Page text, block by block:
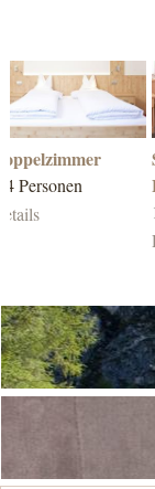
4 Personen